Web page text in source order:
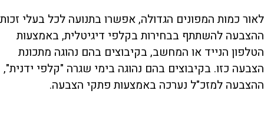
לאור כמות המפונים הגדולה, אפשרו בתנועה לכל בעלי זכות
ההצבעה להשתתף בבחירות בקלפי דיגיטלית, באמצעות
הטלפון הנייד או המחשב, בקיבוצים בהם נהוגה מתכונת
הצבעה כזו. בקיבוצים בהם נהוגה בימי שגרה "קלפי ידנית",
ההצבעה למזכ"ל נערכה באמצעות פתקי הצבעה.